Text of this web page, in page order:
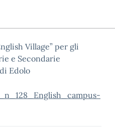
Village” per gli
e Secondarie
Edolo